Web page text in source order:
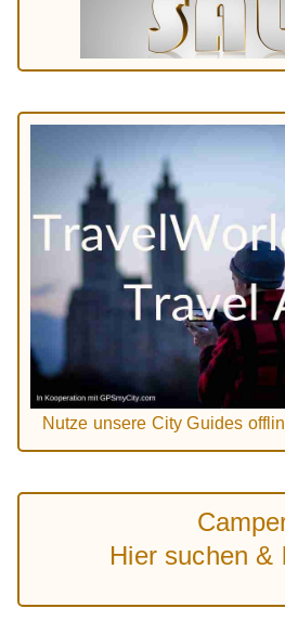
Nutze unsere City Guides
Hier suchen &